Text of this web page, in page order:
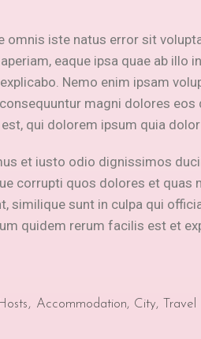
omnis iste natus error sit
eaque ipsa quae ab illo
Nemo enim ipsam
magni dolores eos
qui dolorem ipsum quia dolor
et iusto odio dignissimos
corrupti quos dolores et quas
similique sunt in culpa qui
quidem rerum facilis est et
Accommodation City Travel